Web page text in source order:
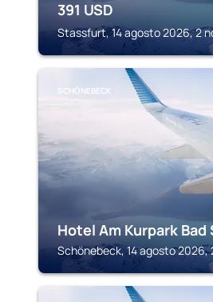
391 USD
Stassfurt, 14 agosto 2026, 2
SCHÖNEBECK
Hotel Am Kurpark Bad
Schönebeck, 14 agosto 2026,